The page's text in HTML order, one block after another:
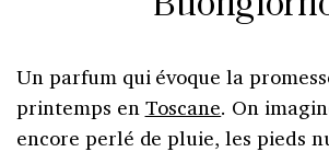
Un parfum qui évoque la
printemps en Toscane. On
encore perlé de pluie, les pieds